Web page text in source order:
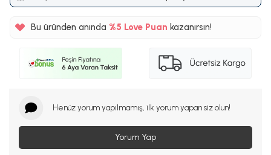
Bu üründen anında %5
%5
Love Puan kazanırsın!
Henüz yorum yapılmamış, ilk yorum yapan siz olun!
Yorum Yap